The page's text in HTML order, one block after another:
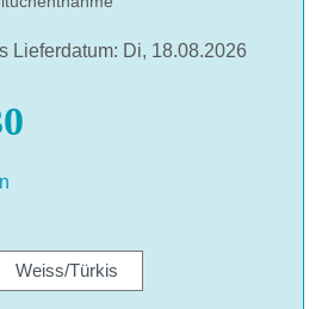
Lieferdatum: Di, 18.08.2026
Weiss/Türkis